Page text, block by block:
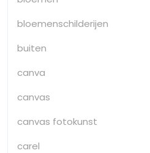
bloemenschilderijen
buiten
canva
canvas
canvas fotokunst
carel